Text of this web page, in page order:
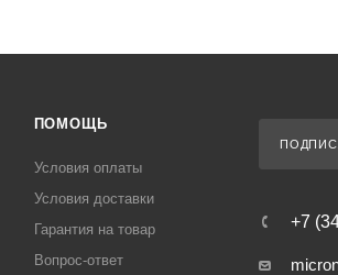
ПОМОЩЬ
Условия оплаты
Условия доставки
Гарантия на товар
Вопрос-ответ
+7